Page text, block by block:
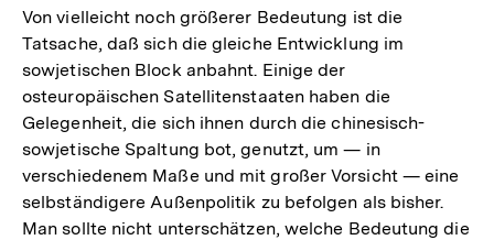
Von vielleicht noch größerer Bedeutung ist die
Tatsache, daß sich die gleiche Entwicklung im
sowjetischen Block anbahnt. Einige der
osteuropäischen Satellitenstaaten haben die
Gelegenheit, die sich ihnen durch die chinesisch-
sowjetische Spaltung bot, genutzt, um — in
verschiedenem Maße und mit großer Vorsicht — eine
selbständigere Außenpolitik zu befolgen als bisher.
Man sollte nicht unterschätzen, welche Bedeutung die